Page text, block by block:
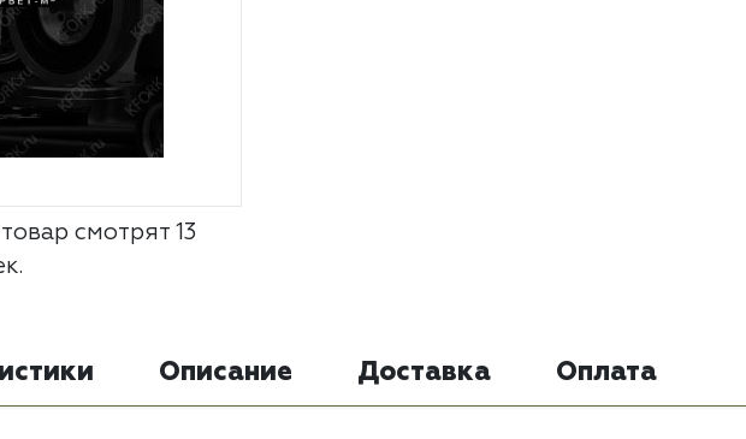
смотрят 13
Описание Доставка Оплата